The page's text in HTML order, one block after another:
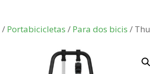
/ Portabicicletas / Para dos bicis /